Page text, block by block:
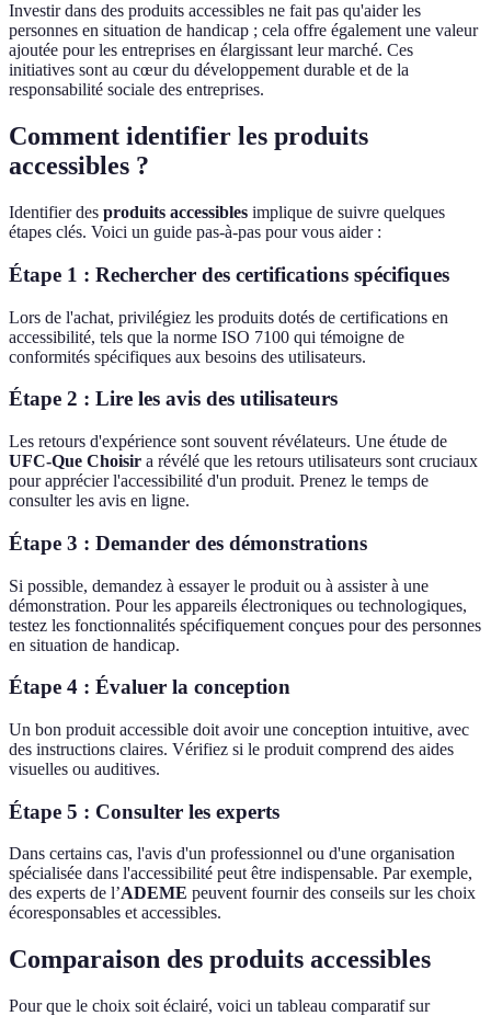
Investir dans des produits accessibles ne fait pas qu'aider les
personnes en situation de handicap ; cela offre également une valeur
ajoutée pour les entreprises en élargissant leur marché. Ces
initiatives sont au cœur du développement durable et de la
responsabilité sociale des entreprises.
Comment identifier les produits
accessibles ?
Identifier des produits accessibles implique de suivre quelques
étapes clés. Voici un guide pas-à-pas pour vous aider :
Étape 1 : Rechercher des certifications spécifiques
Lors de l'achat, privilégiez les produits dotés de certifications en
accessibilité, tels que la norme ISO 7100 qui témoigne de
conformités spécifiques aux besoins des utilisateurs.
Étape 2 : Lire les avis des utilisateurs
Les retours d'expérience sont souvent révélateurs. Une étude de
UFC-Que Choisir a révélé que les retours utilisateurs sont cruciaux
pour apprécier l'accessibilité d'un produit. Prenez le temps de
consulter les avis en ligne.
Étape 3 : Demander des démonstrations
Si possible, demandez à essayer le produit ou à assister à une
démonstration. Pour les appareils électroniques ou technologiques,
testez les fonctionnalités spécifiquement conçues pour des personnes
en situation de handicap.
Étape 4 : Évaluer la conception
Un bon produit accessible doit avoir une conception intuitive, avec
des instructions claires. Vérifiez si le produit comprend des aides
visuelles ou auditives.
Étape 5 : Consulter les experts
Dans certains cas, l'avis d'un professionnel ou d'une organisation
spécialisée dans l'accessibilité peut être indispensable. Par exemple,
des experts de l’ADEME peuvent fournir des conseils sur les choix
écoresponsables et accessibles.
Comparaison des produits accessibles
Pour que le choix soit éclairé, voici un tableau comparatif sur